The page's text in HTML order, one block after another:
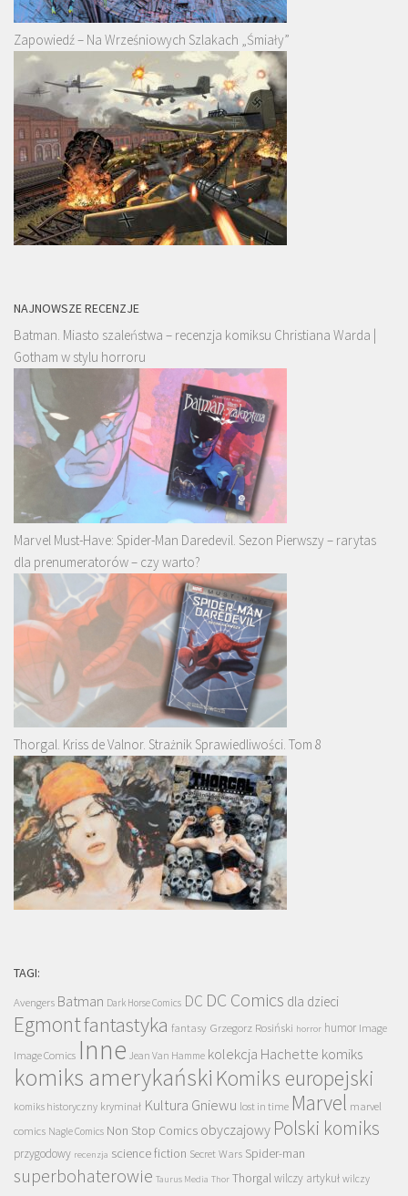
Zapowiedź – Na Wrześniowych Szlakach „Śmiały”
NAJNOWSZE RECENZJE
Batman. Miasto szaleństwa – recenzja komiksu Christiana Warda |
Gotham w stylu horroru
Marvel Must-Have: Spider-Man Daredevil. Sezon Pierwszy – rarytas
dla prenumeratorów – czy warto?
Thorgal. Kriss de Valnor. Strażnik Sprawiedliwości. Tom 8
TAGI:
Avengers Batman Dark Horse Comics DC DC Comics dla dzieci
Egmontfantastyka fantasy Grzegorz Rosiński horror humor Image
Image Comics Inne Jean Van Hamme kolekcja Hachette komiks
komiks amerykański Komiks europejski
komiks historyczny kryminał Kultura Gniewu lost in time Marvel marvel
comics Nagle Comics Non Stop Comics obyczajowy Polski komiks
przygodowy recenzja science fiction Secret Wars Spider-man
superbohaterowie Taurus Media Thor Thorgalwilczy artykuł wilczy